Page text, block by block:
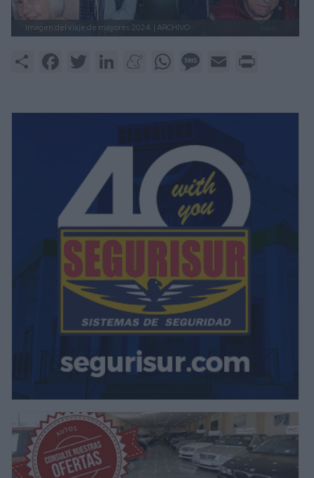
Imagen del viaje de mayores 2024. | ARCHIVO
Share FacebookTwitter LinkedInMeneameWhatsAppMessage
Email